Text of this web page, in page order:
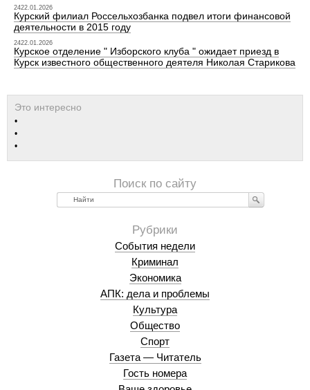
2422.01.2026
Курский филиал Россельхозбанка подвел итоги финансовой
деятельности в 2015 году
2422.01.2026
Курское отделение " Изборского клуба " ожидает приезд в
Курск известного общественного деятеля Николая Старикова
Найти
События недели
Криминал
Экономика
АПК: дела и проблемы
Культура
Общество
Спорт
Газета — Читатель
Гость номера